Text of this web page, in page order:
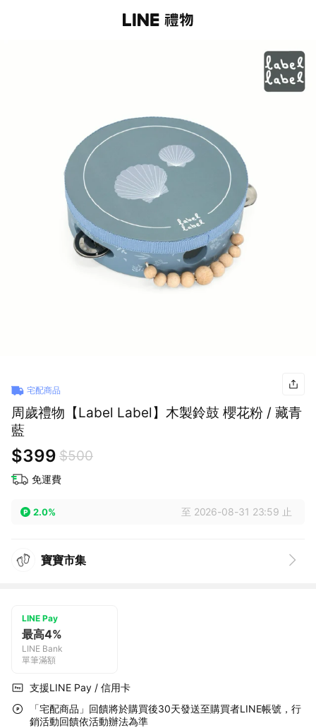
宅配商品
周歲禮物【Label Label】木製鈴鼓 櫻花粉 / 藏青
藍
$399 $500
免運費
2.0% 至 2026-08-31 23:59 止
寶寶市集
LINE Pay
最高4%
LINE Bank
單筆滿額
支援LINE Pay / 信用卡
「宅配商品」回饋將於購買後30天發送至購買者LINE帳號，行
銷活動回饋依活動辦法為準